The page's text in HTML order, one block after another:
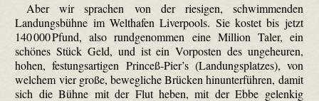
Aber wir sprachen von der riesigen, schwimmenden
Landungsbühne im Welthafen Liverpools. Sie kostet bis jetzt
140 000 Pfund, also rund­genommen eine Million Taler, ein
schönes Stück Geld, und ist ein Vorposten des ungeheuren,
hohen, festungsartigen Princeß-Pier’s (Landungsplatzes), von
welchem vier große, bewegliche Brücken hinunterführen, damit
sich die Bühne mit der Flut heben, mit der Ebbe gelenkig